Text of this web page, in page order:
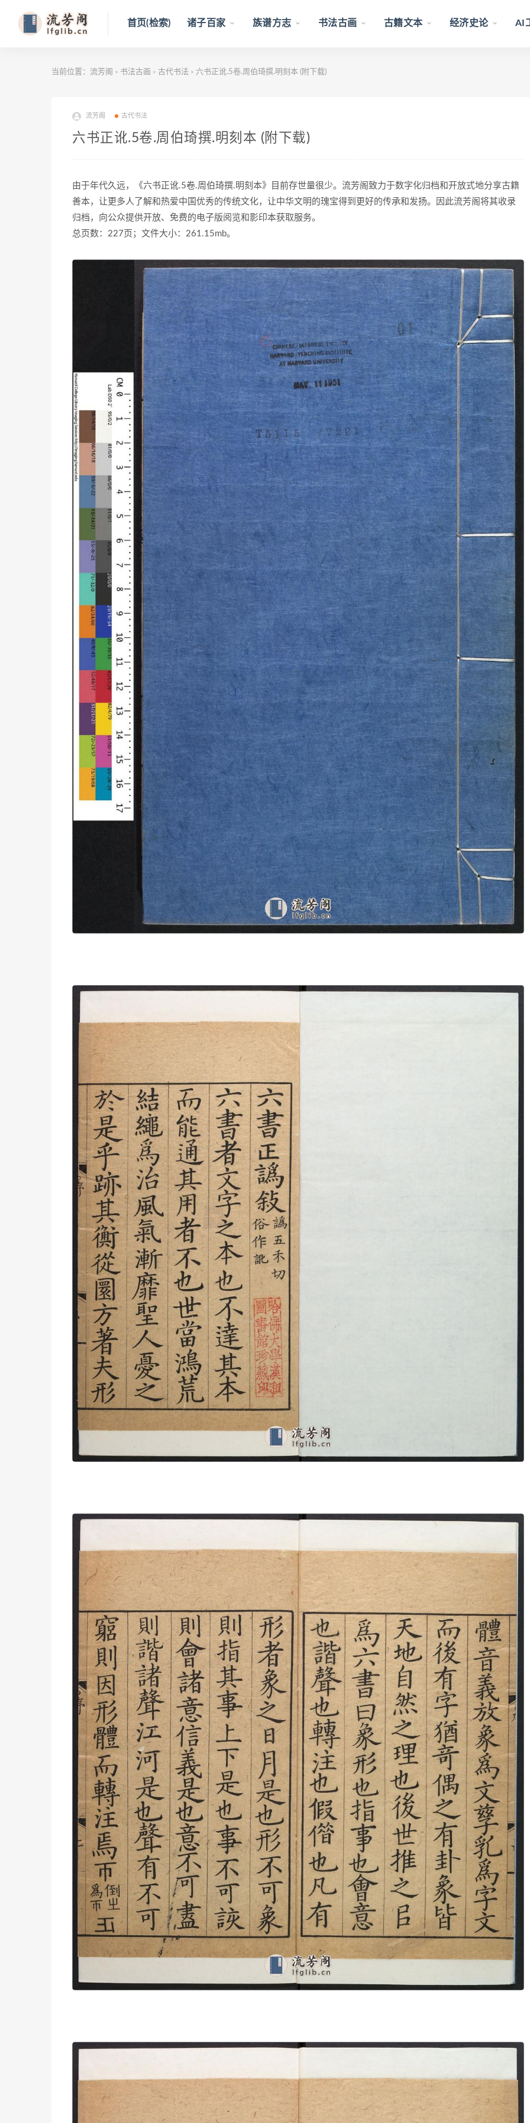
首页(检索) 诸子百家 族谱方志 书法古画 古籍文本 经济史论 AI
当前位置： 流芳阁 > 书法古画 > 古代书法 > 六书正讹.5卷.周伯琦撰.明刻本 (附下载)
流芳阁 古代书法
六书正讹.5卷.周伯琦撰.明刻本 (附下载)
由于年代久远，《六书正讹.5卷.周伯琦撰.明刻本》目前存世量很少。流芳阁致力于数字化归档和开放式地分享古籍
善本，让更多人了解和热爱中国优秀的传统文化，让中华文明的瑰宝得到更好的传承和发扬。因此流芳阁将其收录
归档，向公众提供开放、免费的电子版阅览和影印本获取服务。
总页数：227页；文件大小：261.15mb。